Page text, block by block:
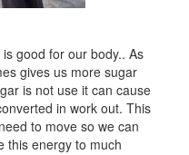
good for our body.. As
gives us more sugar
is not use it can cause
in work out. This
to move so we can
this energy to much